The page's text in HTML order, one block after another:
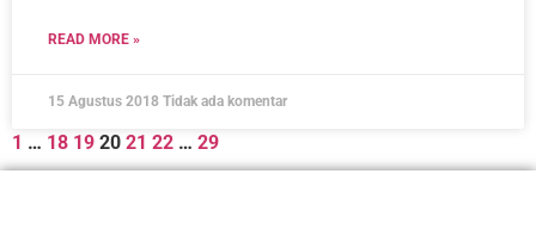
READ MORE »
15 Agustus 2018 Tidak ada komentar
1 … 18 19 20 21 22 … 29